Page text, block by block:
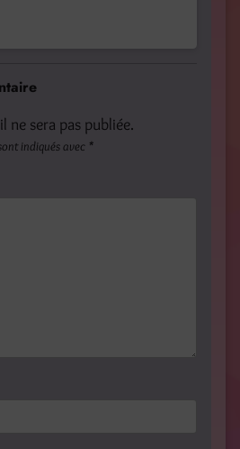
ne sera pas publiée.
indiqués avec *